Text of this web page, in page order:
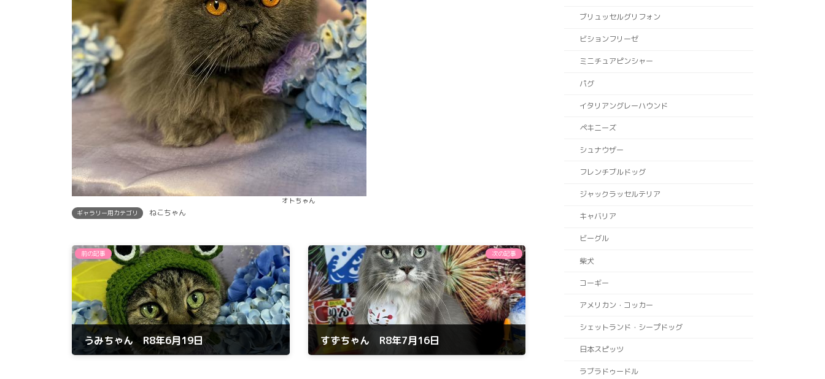
オトちゃん
ギャラリー用カテゴリ
ねこちゃん
前の記事
うみちゃん R8年6月19日
次の記事
すずちゃん R8年7月16日
ブリュッセルグリフォン
ビションフリーゼ
ミニチュアピンシャー
パグ
イタリアングレーハウンド
ペキニーズ
シュナウザー
フレンチブルドッグ
ジャックラッセルテリア
キャバリア
ビーグル
柴犬
コーギー
アメリカン・コッカー
シェットランド・シープドッグ
日本スピッツ
ラブラドゥードル